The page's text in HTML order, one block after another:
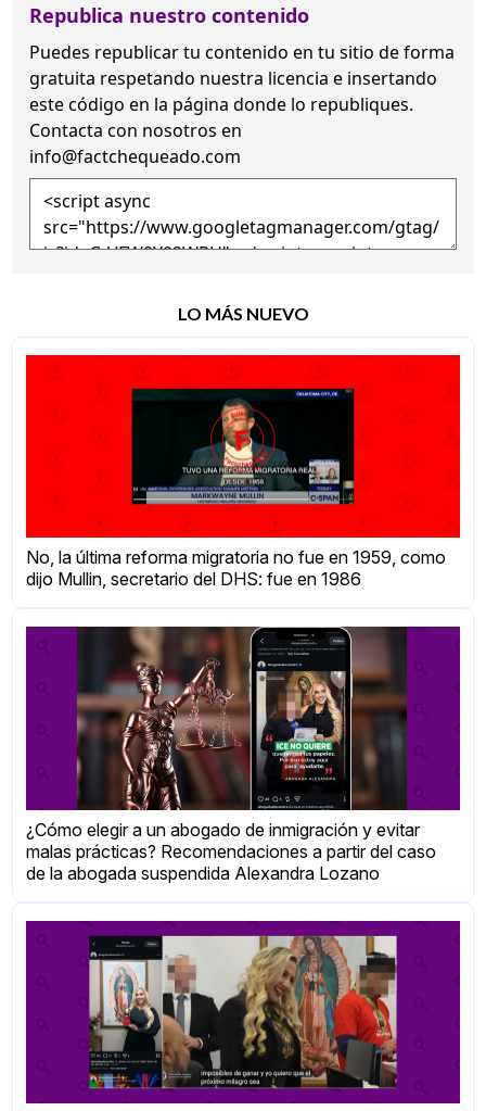
Republica nuestro contenido
Puedes republicar tu contenido en tu sitio de forma
gratuita respetando nuestra licencia e insertando
este código en la página donde lo republiques.
Contacta con nosotros en
info@factchequeado.com
LO MÁS NUEVO
No, la última reforma migratoria no fue en 1959, como
dijo Mullin, secretario del DHS: fue en 1986
¿Cómo elegir a un abogado de inmigración y evitar
malas prácticas? Recomendaciones a partir del caso
de la abogada suspendida Alexandra Lozano